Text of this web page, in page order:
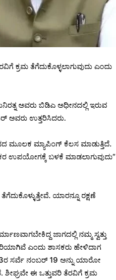
ಕ್ರಮ ತೆಗೆದುಕೊಳ್ಳಲಾಗುವುದು ಎಂದು
ಅವರು ಬಿಡಿಎ ಅಧೀನದಲ್ಲಿ ಇರುವ
ಅವರು ಉತ್ತರಿಸಿದರು.
ಮೂಲಕ ಮ್ಯಾಪಿಂಗ್ ಕೆಲಸ ಮಾಡುತ್ತಿದೆ.
ಉಪಯೋಗಕ್ಕೆ ಬಳಕೆ ಮಾಡಲಾಗುವುದು”
ಯಾರನ್ನೂ ರಕ್ಷಣೆ
ಜಾಗದಲ್ಲಿ ನಮ್ಮ ಸ್ವತ್ತು
ಎಂದು ಶಾಸಕರು ಹೇಳಿದಾಗ
ಸರ್ವೆ ನಂಬರ್ 19 ಅನ್ನು ಯಾರೋ
ಈ ಒತ್ತುವರಿ ತೆರವಿಗೆ ಕ್ರಮ